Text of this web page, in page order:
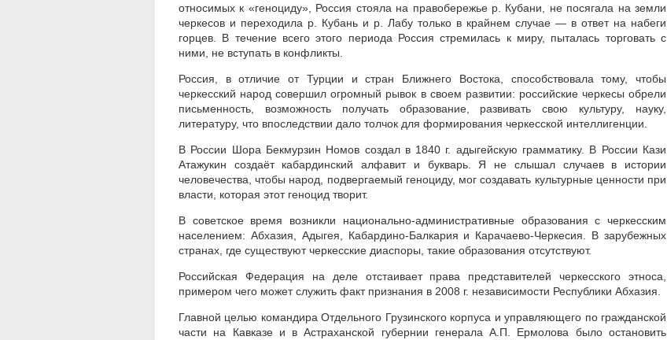
относимых к «геноциду», Россия стояла на правобережье р. Кубани, не посягала на земли
черкесов и переходила р. Кубань и р. Лабу только в крайнем случае — в ответ на набеги
горцев. В течение всего этого периода Россия стремилась к миру, пыталась торговать с
ними, не вступать в конфликты.
Россия, в отличие от Турции и стран Ближнего Востока, способствовала тому, чтобы
черкесский народ совершил огромный рывок в своем развитии: российские черкесы обрели
письменность, возможность получать образование, развивать свою культуру, науку,
литературу, что впоследствии дало толчок для формирования черкесской интеллигенции.
В России Шора Бекмурзин Номов создал в 1840 г. адыгейскую грамматику. В России Кази
Атажукин создаёт кабардинский алфавит и букварь. Я не слышал случаев в истории
человечества, чтобы народ, подвергаемый геноциду, мог создавать культурные ценности при
власти, которая этот геноцид творит.
В советское время возникли национально-административные образования с черкесским
населением: Абхазия, Адыгея, Кабардино-Балкария и Карачаево-Черкесия. В зарубежных
странах, где существуют черкесские диаспоры, такие образования отсутствуют.
Российская Федерация на деле отстаивает права представителей черкесского этноса,
примером чего может служить факт признания в 2008 г. независимости Республики Абхазия.
Главной целью командира Отдельного Грузинского корпуса и управляющего по гражданской
части на Кавказе и в Астраханской губернии генерала А.П. Ермолова было остановить